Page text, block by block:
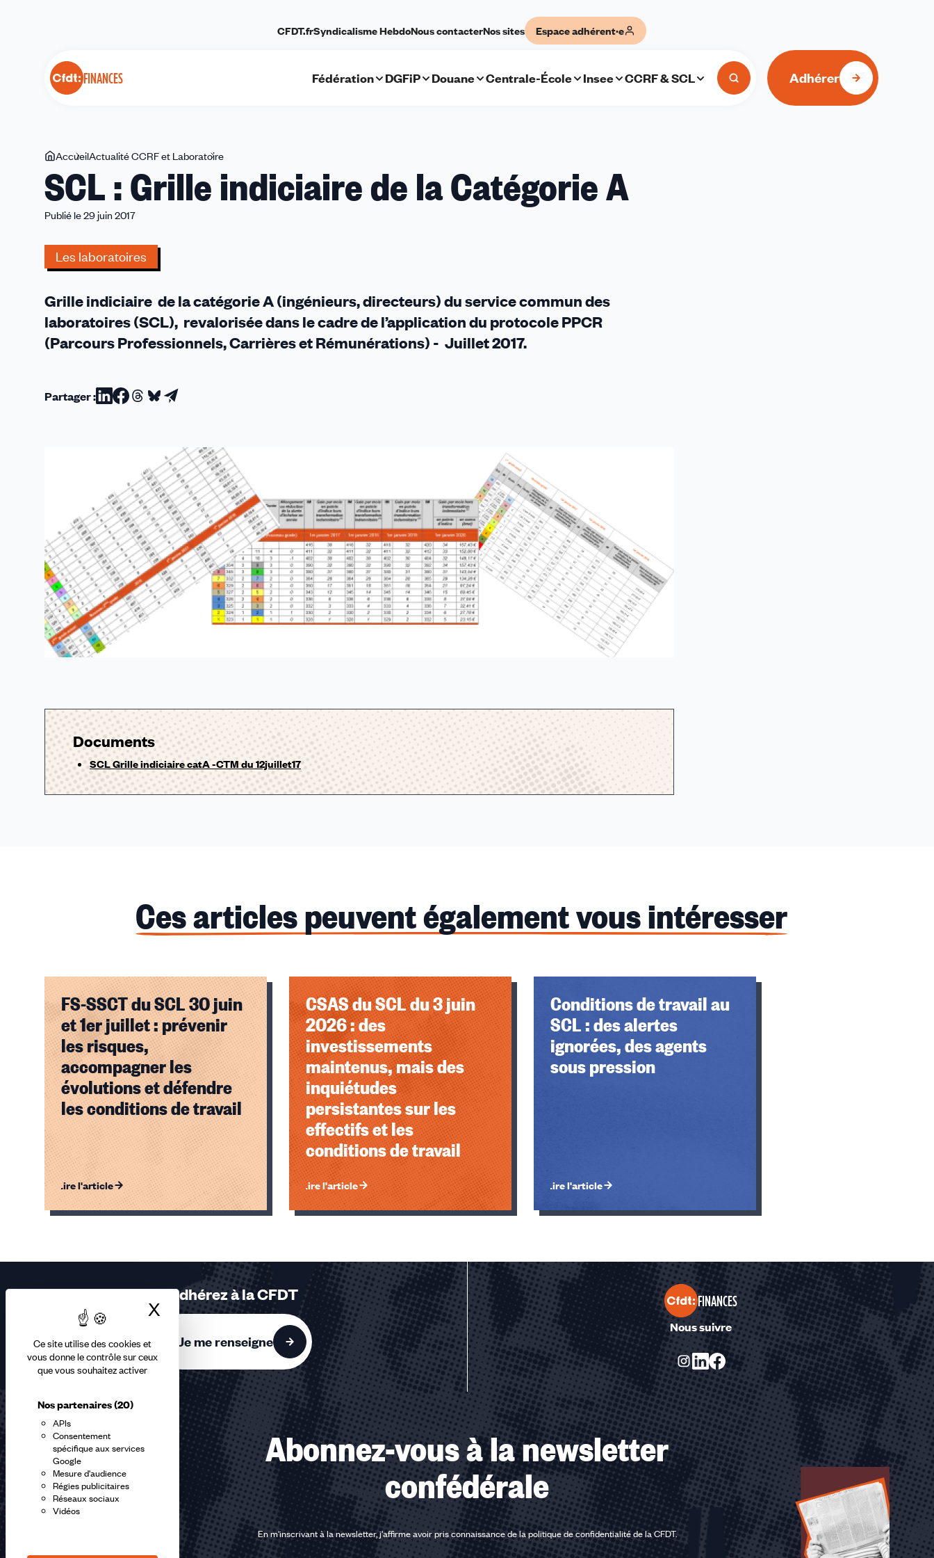
Ce site utilise des cookies et
vous donne le contrôle sur ceux
que vous souhaitez activer
Nos partenaires(20)
APIs
Consentement
spécifique aux services
Google
Mesure d'audience
Régies publicitaires
Réseaux sociaux
Vidéos
X Masquer le bandeau des cookies
FINANCES
CFDT.frSyndicalisme HebdoNous contacterNos sites Espace adhérent·e
Fédération DGFiP Douane Centrale-École Insee CCRF & SCL Adhérer
Vous
êtes
ici
AccueilActualité CCRF et Laboratoire
:
Grille
SCL : Grille indiciaire de la Catégorie A
Publié le 29 juin 2017
Les laboratoires
Grille indiciaire de la catégorie A (ingénieurs, directeurs) du service commun des
laboratoires (SCL), revalorisée dans le cadre de l’application du protocole PPCR
(Parcours Professionnels, Carrières et Rémunérations) - Juillet 2017.
Partager :Partager
Partager
Facebook
Partager
Threads
Partager
Bluesky
Partager
email
Documents
SCL Grille indiciaire catA -CTM du 12juillet17
Ces articles peuvent également vous intéresser
FS-SSCT du SCL 30 juin
et 1er juillet : prévenir
les risques,
accompagner les
évolutions et défendre
les conditions de travail
Lire l'article
CSAS du SCL du 3 juin
2026 : des
investissements
maintenus, mais des
inquiétudes
persistantes sur les
effectifs et les
conditions de travail
Lire l'article
Conditions de travail au
SCL : des alertes
ignorées, des agents
sous pression
Lire l'article
Éléments
sur
accessibles
Adhérez à la CFDT
Je me renseigne
FINANCES
Nous suivre
Abonnez-vous à la newsletter
confédérale
En m'inscrivant à la newsletter, j'affirme avoir pris connaissance de lapolitique de confidentialité de la CFDT.